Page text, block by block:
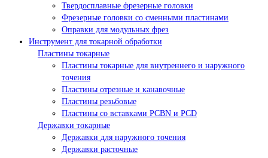
Твердосплавные фрезерные головки
Фрезерные головки со сменными пластинами
Оправки для модульных фрез
Инструмент для токарной обработки
Пластины токарные
Пластины токарные для внутреннего и наружного
точения
Пластины отрезные и канавочные
Пластины резьбовые
Пластины со вставками PCBN и PCD
Державки токарные
Державки для наружного точения
Державки расточные